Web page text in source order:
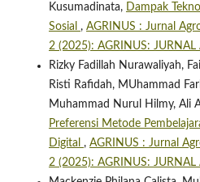
Kusumadinata, Dampak
Sosial , AGRINUS : Jurnal
2 (2025): AGRINUS:
Rizky Fadillah Nurawaliyah,
Risti Rafidah, MUhammad
Muhammad Nurul Hilmy, Ali
Preferensi Metode
Digital , AGRINUS : Jurnal
2 (2025): AGRINUS: